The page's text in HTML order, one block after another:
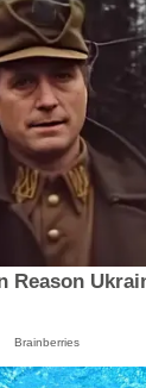
Reason
Brainberries